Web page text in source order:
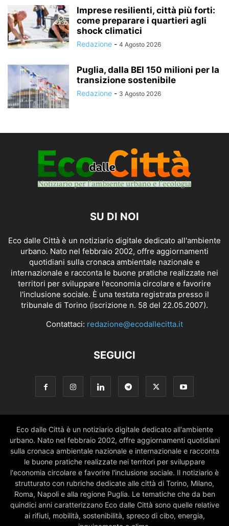
Imprese resilienti, città più forti:
come preparare i quartieri agli
shock climatici
Redazione - 4 Agosto 2026
Puglia, dalla BEI 150 milioni per la
transizione sostenibile
Redazione - 3 Agosto 2026
SU DI NOI
Eco dalle Città è un notiziario digitale dedicato all'ambiente
urbano. Nato nel febbraio 2002, offre aggiornamenti
quotidiani sulla cronaca ambientale nazionale e
internazionale e racconta le buone pratiche realizzate nei
territori per sviluppare l'economia circolare e favorire
l'inclusione sociale. È una testata registrata presso il
tribunale di Torino (iscrizione n. 58 del 22.05.2007).
Contattaci: redazione@ecodallecitta.it
SEGUICI
Eco dalle Città è un notiziario digitale dedicato all'ambiente
urbano. Nato nel febbraio 2002, offre aggiornamenti quotidiani
sulla cronaca ambientale nazionale e internazionale e racconta
le buone pratiche realizzate nei territori per sviluppare
l'economia circolare e favorire l'inclusione sociale. Il notiziario è
strutturato con rubriche dedicate alle città di Torino, Milano,
Roma, Napoli e alla regione Puglia. Le tematiche che da ben
quindici anni caratterizzano Eco dalle Città sono quelle relative
ai rifiuti, mobilità, sostenibilità, spreco di cibo, energia,